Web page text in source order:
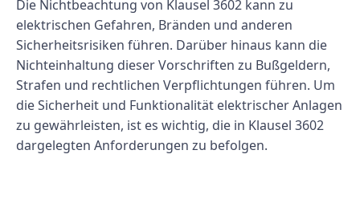
Die Nichtbeachtung von Klausel 3602 kann zu
elektrischen Gefahren, Bränden und anderen
Sicherheitsrisiken führen. Darüber hinaus kann die
Nichteinhaltung dieser Vorschriften zu Bußgeldern,
Strafen und rechtlichen Verpflichtungen führen. Um
die Sicherheit und Funktionalität elektrischer Anlagen
zu gewährleisten, ist es wichtig, die in Klausel 3602
dargelegten Anforderungen zu befolgen.